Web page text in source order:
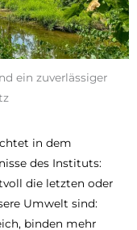
ein zuverlässiger
in dem
des Instituts:
die letzten oder
Umwelt sind:
binden mehr